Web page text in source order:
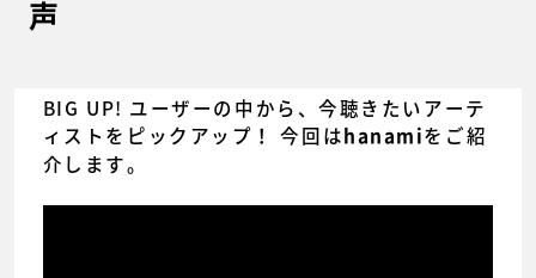
声
BIG UP! ユーザーの中から、今聴きたいアーテ
ィストをピックアップ！ 今回は hanamiをご紹
介します。